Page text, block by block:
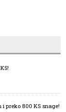
preko 800 KS snage!